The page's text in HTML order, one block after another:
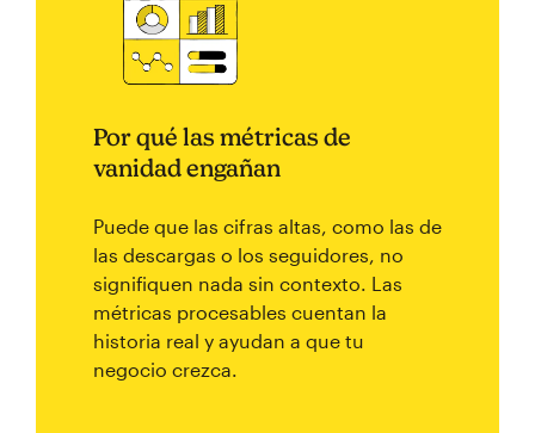
Por qué las métricas de
vanidad engañan
Puede que las cifras altas, como las de
las descargas o los seguidores, no
signifiquen nada sin contexto. Las
métricas procesables cuentan la
historia real y ayudan a que tu
negocio crezca.